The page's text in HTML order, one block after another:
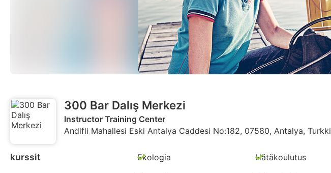
300 Bar Dalış Merkezi
Instructor Training Center
Andifli Mahallesi Eski Antalya Caddesi No:182, 07580, Antalya, Turkki
kurssit Ekologia Hätäkoulutus